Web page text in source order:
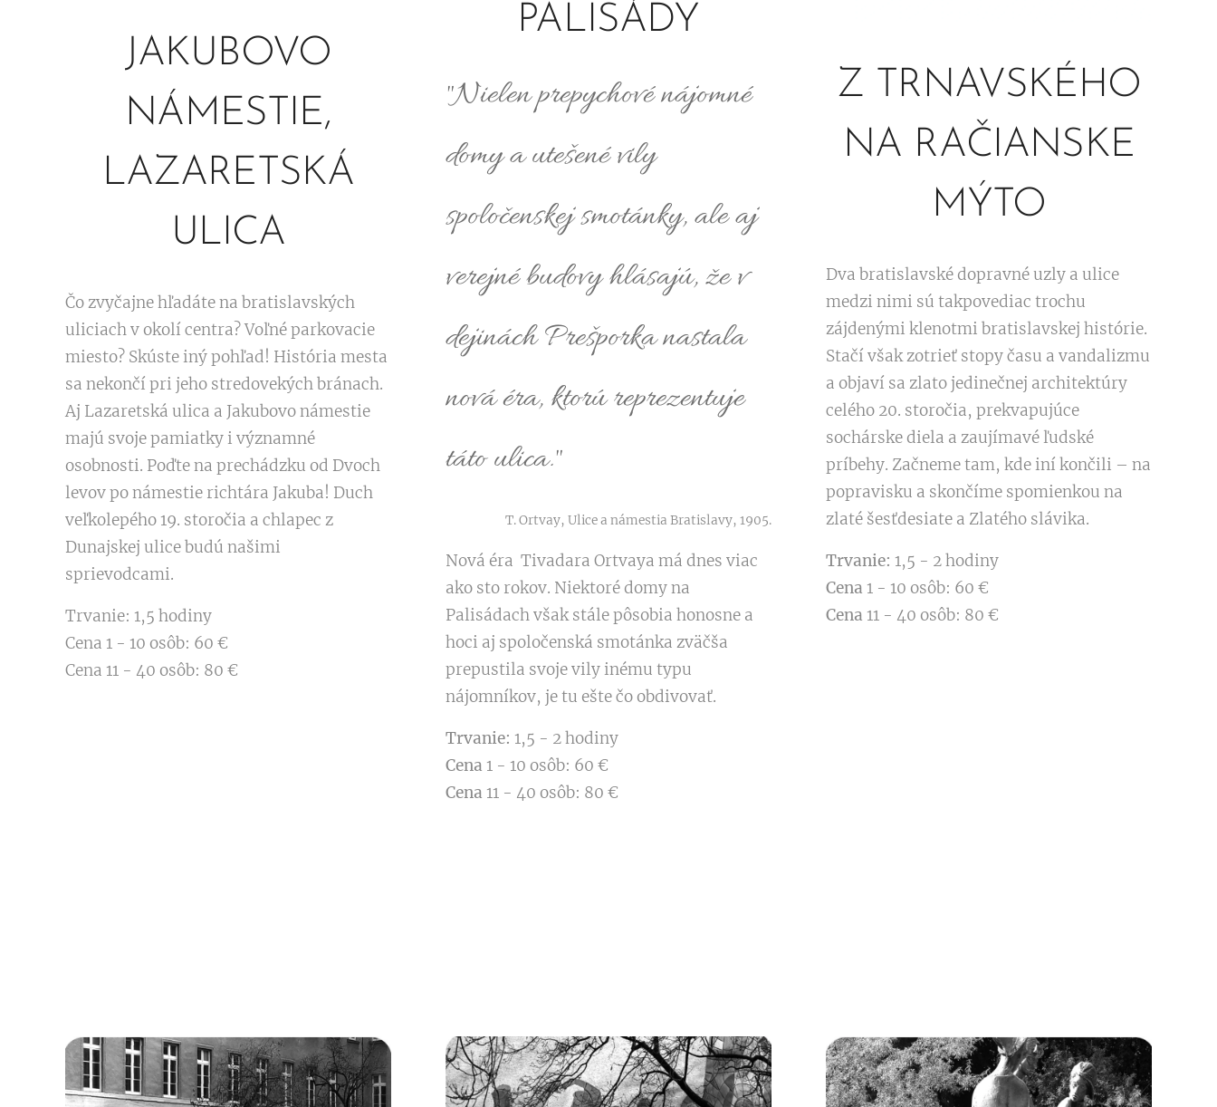
JAKUBOVO
NÁMESTIE,
LAZARETSKÁ
ULICA
Čo zvyčajne hľadáte na bratislavských
uliciach v okolí centra? Voľné parkovacie
miesto? Skúste iný pohľad! História mesta
sa nekončí pri jeho stredovekých bránach.
Aj Lazaretská ulica a Jakubovo námestie
majú svoje pamiatky i významné
osobnosti. Poďte na prechádzku od Dvoch
levov po námestie richtára Jakuba! Duch
veľkolepého 19. storočia a chlapec z
Dunajskej ulice budú našimi
sprievodcami.
Trvanie: 1,5 hodiny
Cena 1 - 10 osôb: 60 €
Cena 11 - 40 osôb: 80 €
PALISÁDY
"Nielen prepychové nájomné
domy a utešené vily
spoločenskej smotánky, ale aj
verejné budovy hlásajú, že v
dejinách Prešporka nastala
nová éra, ktorú reprezentuje
táto ulica."
T. Ortvay, Ulice a námestia Bratislavy, 1905.
Nová éra Tivadara Ortvaya má dnes viac
ako sto rokov. Niektoré domy na
Palisádach však stále pôsobia honosne a
hoci aj spoločenská smotánka zväčša
prepustila svoje vily inému typu
nájomníkov, je tu ešte čo obdivovať.
Trvanie: 1,5 - 2 hodiny
Cena 1 - 10 osôb: 60 €
Cena 11 - 40 osôb: 80 €
Z TRNAVSKÉHO
NA RAČIANSKE
MÝTO
Dva bratislavské dopravné uzly a ulice
medzi nimi sú takpovediac trochu
zájdenými klenotmi bratislavskej histórie.
Stačí však zotrieť stopy času a vandalizmu
a objaví sa zlato jedinečnej architektúry
celého 20. storočia, prekvapujúce
sochárske diela a zaujímavé ľudské
príbehy. Začneme tam, kde iní končili – na
popravisku a skončíme spomienkou na
zlaté šesťdesiate a Zlatého slávika.
Trvanie: 1,5 - 2 hodiny
Cena 1 - 10 osôb: 60 €
Cena 11 - 40 osôb: 80 €